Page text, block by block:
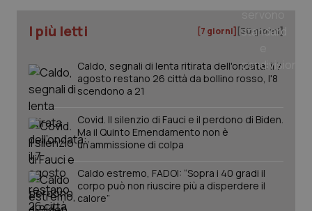
I più letti [7 giorni] [30 giorni]
Caldo, segnali di lenta ritirata dell'ondata: il 7
agosto restano 26 città da bollino rosso, l'8
scendono a 21
Covid. Il silenzio di Fauci e il perdono di Biden.
Ma il Quinto Emendamento non è
un’ammissione di colpa
Caldo estremo, FADOI: “Sopra i 40 gradi il
corpo può non riuscire più a disperdere il
calore”